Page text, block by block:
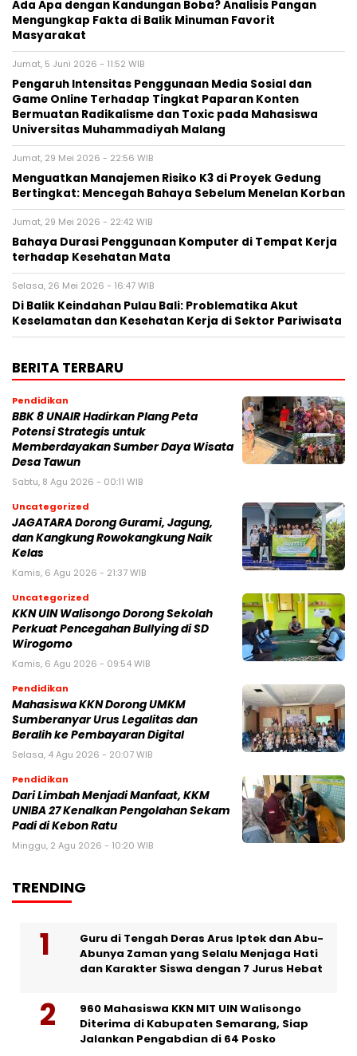
Ada Apa dengan Kandungan Boba? Analisis Pangan
Mengungkap Fakta di Balik Minuman Favorit
Masyarakat
Jumat, 5 Juni 2026 - 11:52 WIB
Pengaruh Intensitas Penggunaan Media Sosial dan
Game Online Terhadap Tingkat Paparan Konten
Bermuatan Radikalisme dan Toxic pada Mahasiswa
Universitas Muhammadiyah Malang
Jumat, 29 Mei 2026 - 22:56 WIB
Menguatkan Manajemen Risiko K3 di Proyek Gedung
Bertingkat: Mencegah Bahaya Sebelum Menelan Korban
Jumat, 29 Mei 2026 - 22:42 WIB
Bahaya Durasi Penggunaan Komputer di Tempat Kerja
terhadap Kesehatan Mata
Selasa, 26 Mei 2026 - 16:47 WIB
Di Balik Keindahan Pulau Bali: Problematika Akut
Keselamatan dan Kesehatan Kerja di Sektor Pariwisata
BERITA TERBARU
Pendidikan
BBK 8 UNAIR Hadirkan Plang Peta
Potensi Strategis untuk
Memberdayakan Sumber Daya Wisata
Desa Tawun
Sabtu, 8 Agu 2026 - 00:11 WIB
Uncategorized
JAGATARA Dorong Gurami, Jagung,
dan Kangkung Rowokangkung Naik
Kelas
Kamis, 6 Agu 2026 - 21:37 WIB
Uncategorized
KKN UIN Walisongo Dorong Sekolah
Perkuat Pencegahan Bullying di SD
Wirogomo
Kamis, 6 Agu 2026 - 09:54 WIB
Pendidikan
Mahasiswa KKN Dorong UMKM
Sumberanyar Urus Legalitas dan
Beralih ke Pembayaran Digital
Selasa, 4 Agu 2026 - 20:07 WIB
Pendidikan
Dari Limbah Menjadi Manfaat, KKM
UNIBA 27 Kenalkan Pengolahan Sekam
Padi di Kebon Ratu
Minggu, 2 Agu 2026 - 10:20 WIB
TRENDING
Guru di Tengah Deras Arus Iptek dan Abu-
Abunya Zaman yang Selalu Menjaga Hati
dan Karakter Siswa dengan 7 Jurus Hebat
960 Mahasiswa KKN MIT UIN Walisongo
Diterima di Kabupaten Semarang, Siap
Jalankan Pengabdian di 64 Posko